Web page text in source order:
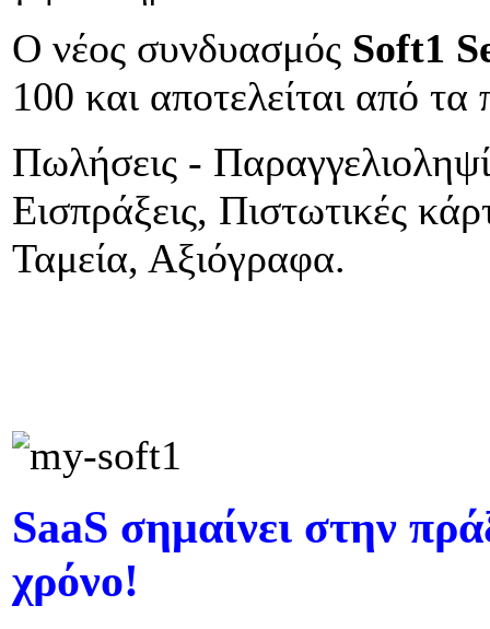
Ο νέος συνδυασμός Soft1
100 και αποτελείται από
Πωλήσεις -
Εισπράξεις, Πιστωτικές
Ταμεία, Αξιόγραφα.
SaaS σημαίνει στην
χρόνο!